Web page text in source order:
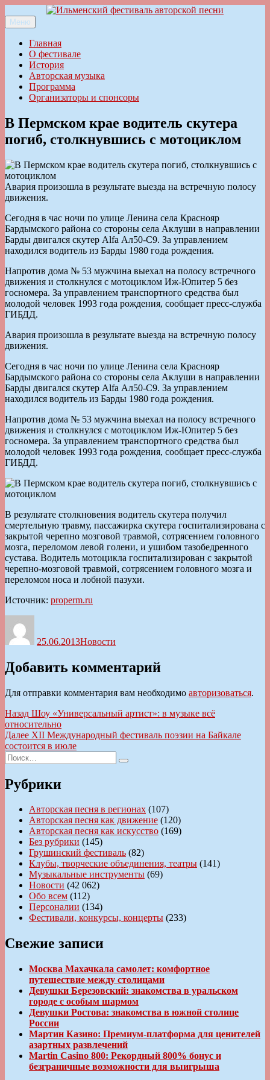
к
содержимому
Ильменский фестиваль авторской песни
Меню
Главная
О фестивале
История
Авторская музыка
Программа
Организаторы и спонсоры
В Пермском крае водитель скутера
погиб, столкнувшись с мотоциклом
Авария произошла в результате выезда на встречную полосу
движения.
Сегодня в час ночи по улице Ленина села Краснояр
Бардымского района со стороны села Аклуши в направлении
Барды двигался скутер Alfa Ал50-С9. За управлением
находился водитель из Барды 1980 года рождения.
Напротив дома № 53 мужчина выехал на полосу встречного
движения и столкнулся с мотоциклом Иж-Юпитер 5 без
госномера. За управлением транспортного средства был
молодой человек 1993 года рождения, сообщает пресс-служба
ГИБДД.
Авария произошла в результате выезда на встречную полосу
движения.
Сегодня в час ночи по улице Ленина села Краснояр
Бардымского района со стороны села Аклуши в направлении
Барды двигался скутер Alfa Ал50-С9. За управлением
находился водитель из Барды 1980 года рождения.
Напротив дома № 53 мужчина выехал на полосу встречного
движения и столкнулся с мотоциклом Иж-Юпитер 5 без
госномера. За управлением транспортного средства был
молодой человек 1993 года рождения, сообщает пресс-служба
ГИБДД.
В результате столкновения водитель скутера получил
смертельную травму, пассажирка скутера госпитализирована с
закрытой черепно мозговой травмой, сотрясением головного
мозга, переломом левой голени, и ушибом тазобедренного
сустава. Водитель мотоцикла госпитализирован с закрытой
черепно-мозговой травмой, сотрясением головного мозга и
переломом носа и лобной пазухи.
Источник: properm.ru
25.06.2013Новости
Добавить комментарий
Для отправки комментария вам необходимо авторизоваться.
Навигация
по
записям
Назад Предыдущая
запись:
Шоу «Универсальный артист»: в музыке всё
относительно
Далее Следующая
запись:
XII Международный фестиваль поэзии на Байкале
состоится в июле
Искать:
Поиск
Рубрики
Авторская песня в регионах (107)
Авторская песня как движение (120)
Авторская песня как искусство (169)
Без рубрики (145)
Грушинский фестиваль (82)
Клубы, творческие объединения, театры (141)
Музыкальные инструменты (69)
Новости (42 062)
Обо всем (112)
Персоналии (134)
Фестивали, конкурсы, концерты (233)
Свежие записи
Москва Махачкала самолет: комфортное
путешествие между столицами
Девушки Березовский: знакомства в уральском
городе с особым шармом
Девушки Ростова: знакомства в южной столице
России
Мартин Казино: Премиум-платформа для ценителей
азартных развлечений
Martin Casino 800: Рекордный 800% бонус и
безграничные возможности для выигрыша